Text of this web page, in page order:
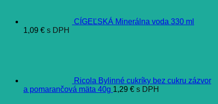
CÍGEĽSKÁ Minerálna voda 330 ml
1,09 € s DPH
Ricola Bylinné cukríky bez cukru zázvor
a pomarančová mäta 40g 1,29 € s DPH